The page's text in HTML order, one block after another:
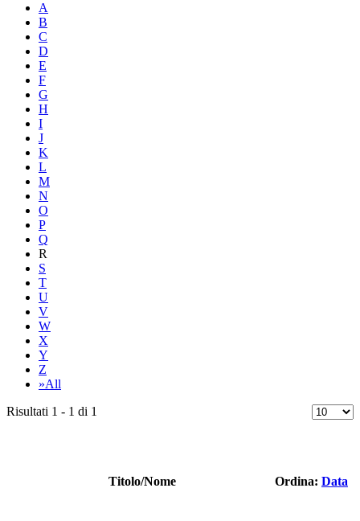
A
B
C
D
E
F
G
H
I
J
K
L
M
N
O
P
Q
R
S
T
U
V
W
X
Y
Z
»All
Risultati 1 - 1 di 1
Titolo/Nome Ordina: Data